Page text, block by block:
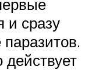
и сразу